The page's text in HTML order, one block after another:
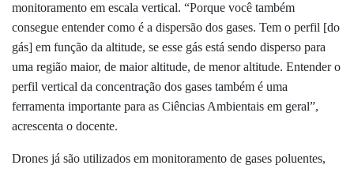
monitoramento em escala vertical. “Porque você também
consegue entender como é a dispersão dos gases. Tem o perfil [do
gás] em função da altitude, se esse gás está sendo disperso para
uma região maior, de maior altitude, de menor altitude. Entender o
perfil vertical da concentração dos gases também é uma
ferramenta importante para as Ciências Ambientais em geral”,
acrescenta o docente.
Drones já são utilizados em monitoramento de gases poluentes,